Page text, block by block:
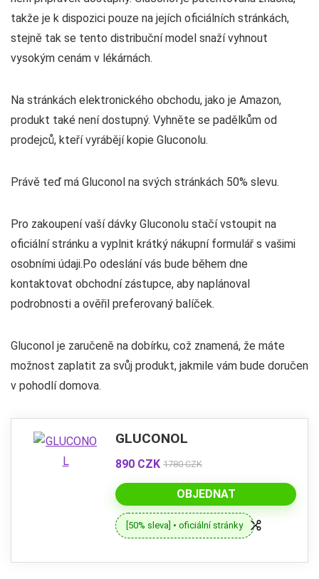
takže je k dispozici pouze na jejích oficiálních stránkách,
stejně tak se tento distribuční model snaží vyhnout
vysokým cenám v lékárnách.
Na stránkách elektronického obchodu, jako je Amazon,
produkt také není dostupný. Vyhněte se padělkům od
prodejců, kteří vyrábějí kopie Gluconolu.
Právě teď má Gluconol na svých stránkách 50% slevu.
Pro zakoupení vaší dávky Gluconolu stačí vstoupit na
oficiální stránku a vyplnit krátký nákupní formulář s vašimi
osobními údaji.Po odeslání vás bude během dne
kontaktovat obchodní zástupce, aby naplánoval
podrobnosti a ověřil preferovaný balíček.
Gluconol je zaručeně na dobírku, což znamená, že máte
možnost zaplatit za svůj produkt, jakmile vám bude doručen
v pohodlí domova.
GLUCONOL
890 CZK 1780 CZK
OBJEDNAT
[50% sleva] • oficiální stránky